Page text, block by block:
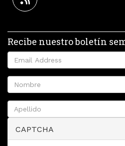
Recibe nuestro boletín
CAPTCHA